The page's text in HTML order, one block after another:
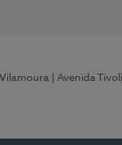
| Avenida